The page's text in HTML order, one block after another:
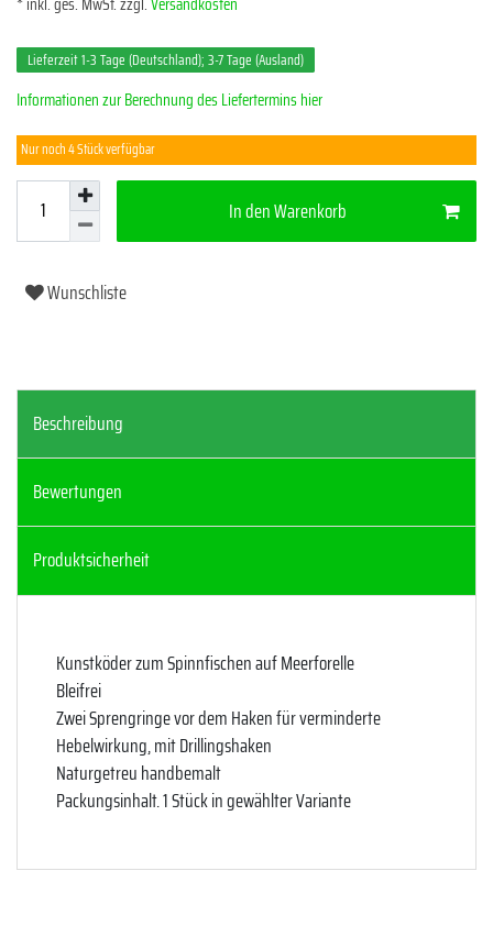
Lieferzeit 1-3 Tage (Deutschland); 3-7 Tage (Ausland)
Informationen zur Berechnung des Liefertermins hier
Nur noch 4 Stück verfügbar
In den Warenkorb
Wunschliste
Beschreibung
Bewertungen
Produktsicherheit
Kunstköder zum Spinnfischen auf Meerforelle
Bleifrei
Zwei Sprengringe vor dem Haken für verminderte
Hebelwirkung, mit Drillingshaken
Naturgetreu handbemalt
Packungsinhalt. 1 Stück in gewählter Variante